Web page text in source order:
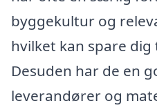
byggekultur og
hvilket kan spare dig
Desuden har de en
leverandører og